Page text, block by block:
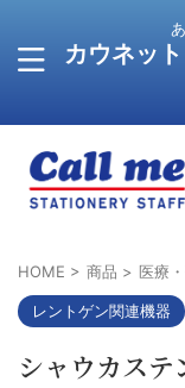
カウネッ
HOME > 商品 > 医療
レントゲン関連機器
シャウカステ